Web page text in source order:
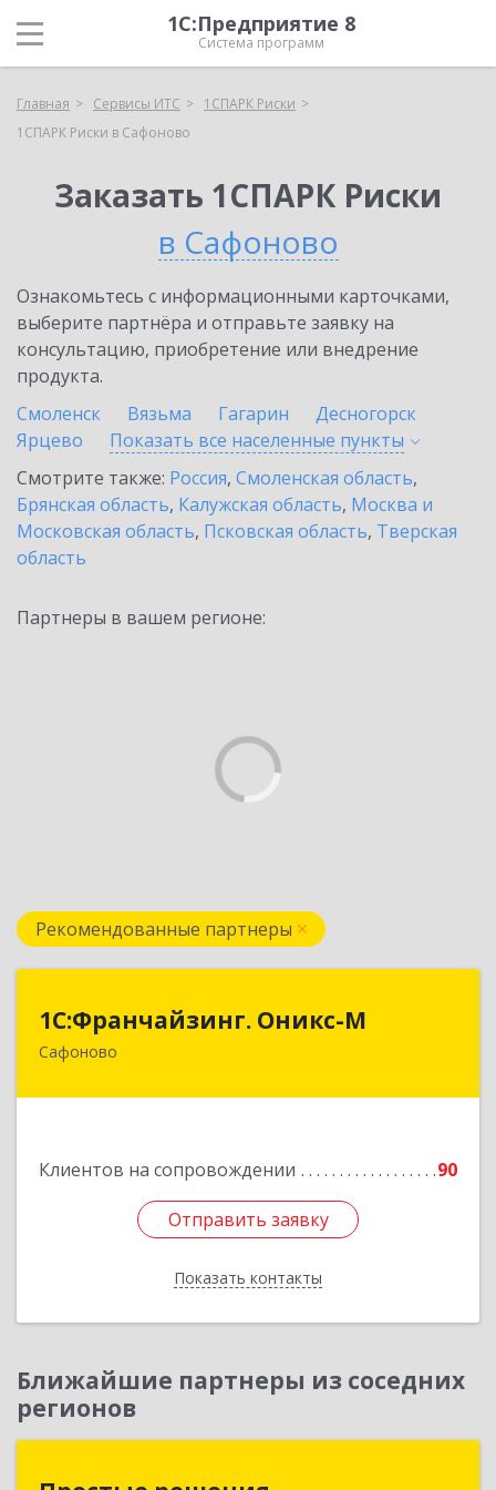
1С:Предприятие 8
Система программ
Главная Сервисы ИТС
1СПАРК Риски
1СПАРК Риски в Сафоново
Заказать 1СПАРК Риски
в Сафоново
Ознакомьтесь с информационными карточками,
выберите партнёра и отправьте заявку на
консультацию, приобретение или внедрение
продукта.
Смоленск
Вязьма Гагарин
Десногорск
Ярцево
Показать все населенные пункты
Смотрите также: Россия, Смоленская область,
Брянская область, Калужская область, Москва и
Московская область, Псковская область, Тверская
область
Партнеры в вашем регионе:
Рекомендованные партнеры
1С:Франчайзинг. Оникс-М
Сафоново
Клиентов на сопровождении 90
Отправить заявку
Показать контакты
1С:Франчайзинг. Оникс-М
215500, Смоленская обл, Сафоновский р-н,
Отправить заявку
Назад
Ближайшие партнеры из соседних
регионов